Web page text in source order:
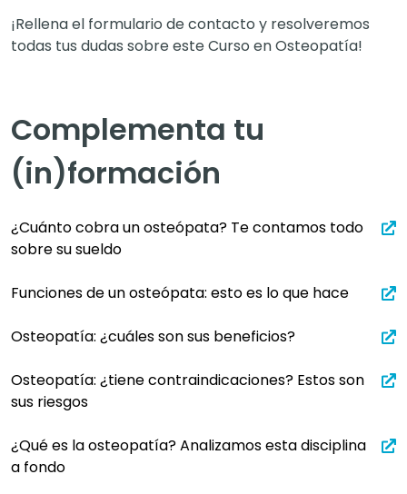
¡Rellena el formulario de contacto y resolveremos
todas tus dudas sobre este Curso en Osteopatía!
Complementa tu
(in)formación
¿Cuánto cobra un osteópata? Te contamos todo
sobre su sueldo
Funciones de un osteópata: esto es lo que hace
Osteopatía: ¿cuáles son sus beneficios?
Osteopatía: ¿tiene contraindicaciones? Estos son
sus riesgos
¿Qué es la osteopatía? Analizamos esta disciplina
a fondo